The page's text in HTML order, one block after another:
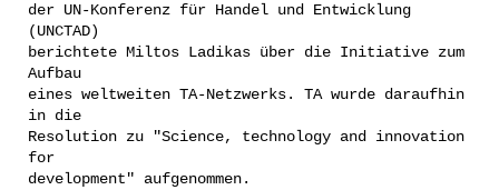
der UN-Konferenz für Handel und Entwicklung
(UNCTAD)
berichtete Miltos Ladikas über die Initiative zum
Aufbau
eines weltweiten TA-Netzwerks. TA wurde daraufhin
in die
Resolution zu "Science, technology and innovation
for
development" aufgenommen.